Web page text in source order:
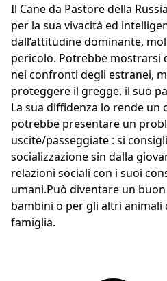
Il Cane da Pastore della
per la sua vivacità ed
dall’attitudine dominante,
pericolo. Potrebbe mostrarsi
nei confronti degli estranei,
proteggere il gregge, il suo
La sua diffidenza lo rende
potrebbe presentare un
uscite/passeggiate : si
socializzazione sin dalla
relazioni sociali con i suoi
umani.Può diventare un
bambini o per gli altri animali
famiglia.